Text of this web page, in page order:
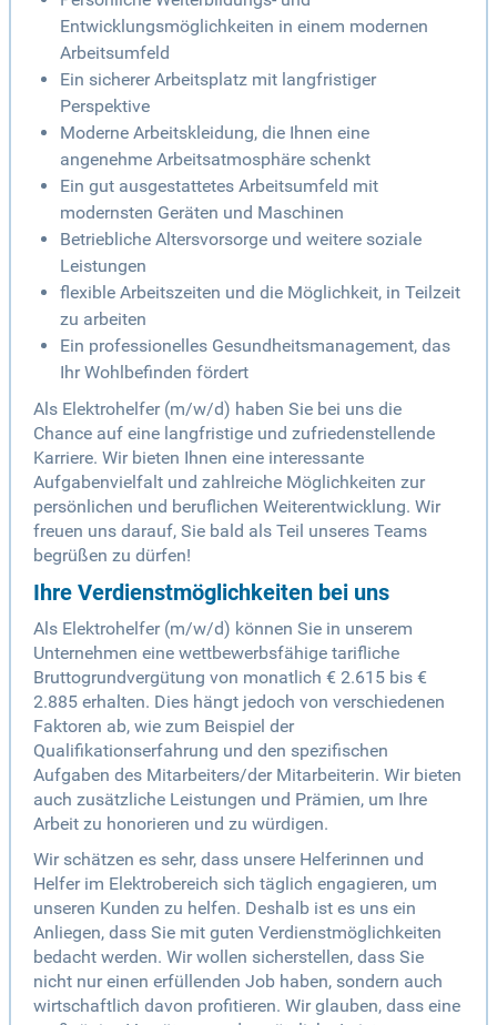
Entwicklungsmöglichkeiten in einem modernen
Arbeitsumfeld
Ein sicherer Arbeitsplatz mit langfristiger
Perspektive
Moderne Arbeitskleidung, die Ihnen eine
angenehme Arbeitsatmosphäre schenkt
Ein gut ausgestattetes Arbeitsumfeld mit
modernsten Geräten und Maschinen
Betriebliche Altersvorsorge und weitere soziale
Leistungen
flexible Arbeitszeiten und die Möglichkeit, in Teilzeit
zu arbeiten
Ein professionelles Gesundheitsmanagement, das
Ihr Wohlbefinden fördert
Als Elektrohelfer (m/w/d) haben Sie bei uns die
Chance auf eine langfristige und zufriedenstellende
Karriere. Wir bieten Ihnen eine interessante
Aufgabenvielfalt und zahlreiche Möglichkeiten zur
persönlichen und beruflichen Weiterentwicklung. Wir
freuen uns darauf, Sie bald als Teil unseres Teams
begrüßen zu dürfen!
Ihre Verdienstmöglichkeiten bei uns
Als Elektrohelfer (m/w/d) können Sie in unserem
Unternehmen eine wettbewerbsfähige tarifliche
Bruttogrundvergütung von monatlich € 2.615 bis €
2.885 erhalten. Dies hängt jedoch von verschiedenen
Faktoren ab, wie zum Beispiel der
Qualifikationserfahrung und den spezifischen
Aufgaben des Mitarbeiters/der Mitarbeiterin. Wir bieten
auch zusätzliche Leistungen und Prämien, um Ihre
Arbeit zu honorieren und zu würdigen.
Wir schätzen es sehr, dass unsere Helferinnen und
Helfer im Elektrobereich sich täglich engagieren, um
unseren Kunden zu helfen. Deshalb ist es uns ein
Anliegen, dass Sie mit guten Verdienstmöglichkeiten
bedacht werden. Wir wollen sicherstellen, dass Sie
nicht nur einen erfüllenden Job haben, sondern auch
wirtschaftlich davon profitieren. Wir glauben, dass eine